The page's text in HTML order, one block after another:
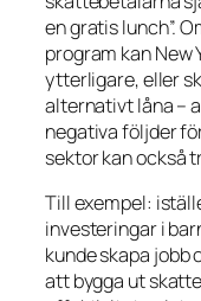
en gratis lunch”.
program kan New
ytterligare, eller
alternativt låna –
negativa följder
sektor kan också
Till exempel:
investeringar i
kunde skapa jobb
att bygga ut